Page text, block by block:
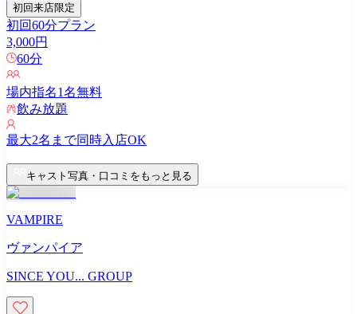
初回来店限定
初回60分プラン
3,000円
60分
場内指名1名無料
飲み放題
最大2名まで同時入店OK
キャスト写真・口コミをもっと見る
VAMPIRE
ヴァンパイア
SINCE YOU... GROUP